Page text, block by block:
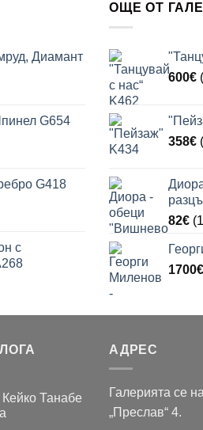
Диамант
G654
G418
с
ОЩЕ ОТ
600€
358€
82€
1700€
Танабе
АДРЕС
Галерията се
„Преслав“ 4.